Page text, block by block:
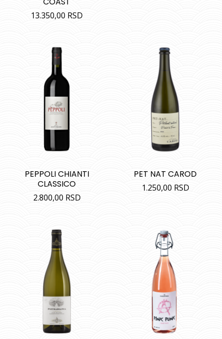
13.350,00 RSD
PEPPOLI CHIANTI
CLASSICO
2.800,00 RSD
PET NAT CAROD
1.250,00 RSD